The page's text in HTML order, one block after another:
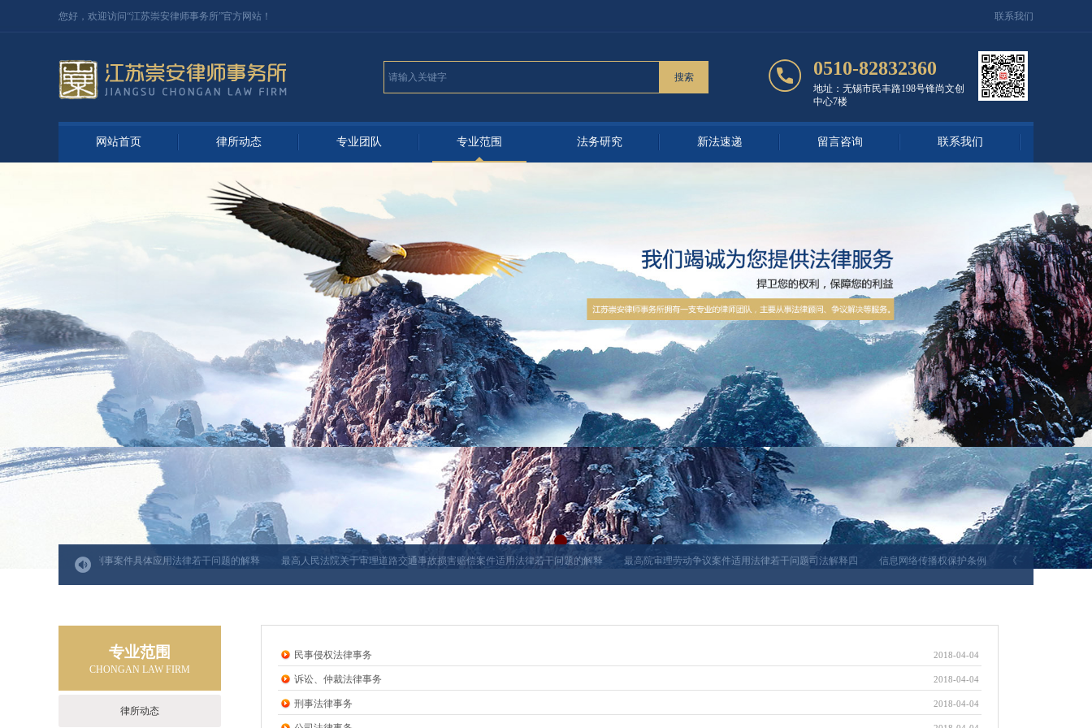
联系我们
您好，欢迎访问“江苏崇安律师事务所”官方网站！
0510-82832360
地址：无锡市民丰路198号锋尚文创
中心7楼
网站首页 律所动态 专业团队 专业范围 法务研究 新法速递 留言咨询 联系我们
搜索
关于办理行贿刑事案件具体应用法律若干问题的解释 最高人民法院关于审理道路交通事故损害赔偿案件适用法律若干问题的解释 最高院审理劳动争议案件适用法律若干问题司法解释四 信息网络传播权保护条例 《中华人民共和国反
民事侵权法律事务 2018-04-04
诉讼、仲裁法律事务 2018-04-04
刑事法律事务 2018-04-04
专业范围
CHONGAN LAW FIRM
律所动态